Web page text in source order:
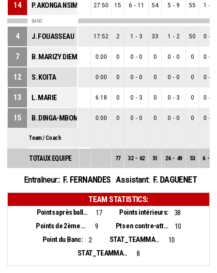
14 P. AKONGA NSIMBO 27:50 15 6 - 11 54 5 - 9 55 1 -
BANC
4 J. FOUASSEAU 17:52 2 1 - 3 33 1 - 2 50 0 -
7 B. MARIZY DIEME 0:00 0 0 - 0 0 0 - 0 0 0 -
12 S. KOITA 0:00 0 0 - 0 0 0 - 0 0 0 -
13 L. MARIE 6:18 0 0 - 3 0 0 - 3 0 0 -
15 B. DINGA-MBOMI 0:00 0 0 - 0 0 0 - 0 0 0 -
Team / Coach
TOTAUX EQUIPE 77 32 - 62 51 26 - 49 53 6 -
Entraîneur:: F. FERNANDES Assistant: F. DAGUENET
TEAM STATISTICS:
Points après balles perdues: 17 Points intérieurs:
38
Points de 2ème chance:
9 Pts en contre-attaque:
10
Point du Banc:
2 STAT_TEAMMATCH_BASKETBALL_sBiggestLead_NAME:
10
STAT_TEAMMATCH_BASKETBALL_sBiggestScoringRun_NAME:
8